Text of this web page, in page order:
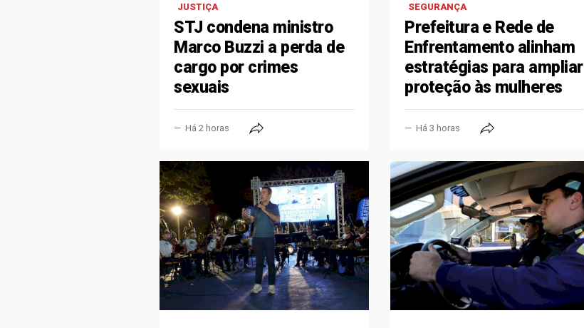
JUSTIÇA
STJ condena ministro
Marco Buzzi a perda de
cargo por crimes
sexuais
Há 2 horas
SEGURANÇA
Prefeitura e Rede de
Enfrentamento alinham
estratégias para ampliar
proteção às mulheres
Há 3 horas